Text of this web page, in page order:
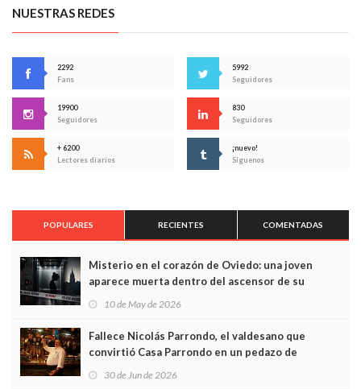
NUESTRAS REDES
2292
Fans
5992
Seguidores
19900
Seguidores
830
Seguidores
+ 6200
Lectores diarios
¡nuevo!
Síguenos
POPULARES RECIENTES COMENTADAS
Misterio en el corazón de Oviedo: una joven
aparece muerta dentro del ascensor de su
edificio y las cámaras captan sus últimos minutos
10 de May de 2026
Fallece Nicolás Parrondo, el valdesano que
convirtió Casa Parrondo en un pedazo de
Asturias en Madrid
30 de Jun de 2026